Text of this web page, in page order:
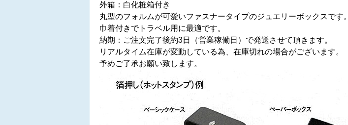
外箱：白化粧箱付き
丸型のフォルムが可愛いファスナータイプのジュエリーボックスです。
巾着付きでトラベル用に最適です。
納期：ご注文完了後約3日（営業稼働日）で発送させて頂きます。
リアルタイム在庫が変動している為、在庫切れの場合がございます。
予めご了承お願い致します。